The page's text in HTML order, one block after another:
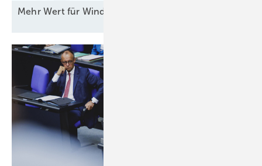
Mehr Wert für Windstrom